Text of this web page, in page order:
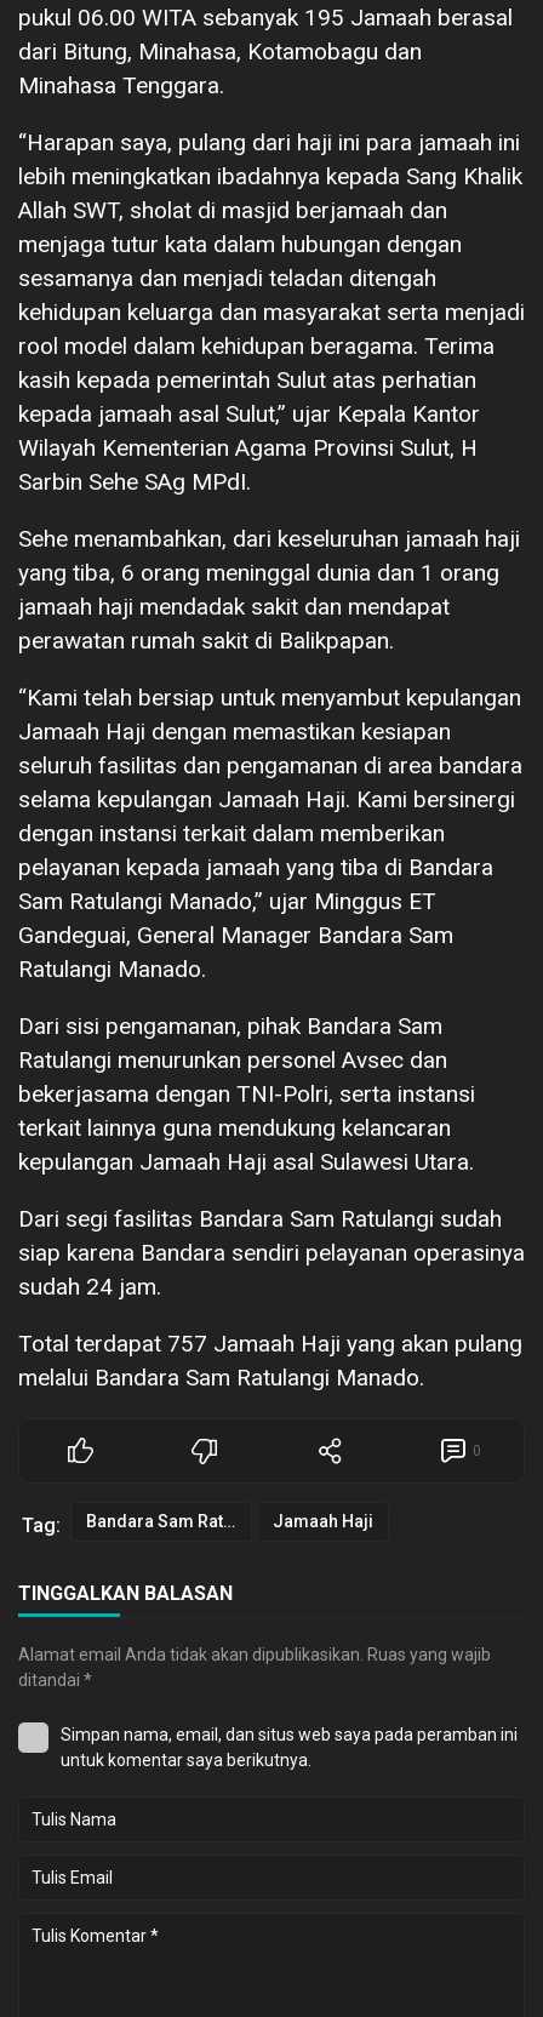
pukul 06.00 WITA sebanyak 195 Jamaah berasal
dari Bitung, Minahasa, Kotamobagu dan
Minahasa Tenggara.
“Harapan saya, pulang dari haji ini para jamaah ini
lebih meningkatkan ibadahnya kepada Sang Khalik
Allah SWT, sholat di masjid berjamaah dan
menjaga tutur kata dalam hubungan dengan
sesamanya dan menjadi teladan ditengah
kehidupan keluarga dan masyarakat serta menjadi
rool model dalam kehidupan beragama. Terima
kasih kepada pemerintah Sulut atas perhatian
kepada jamaah asal Sulut,” ujar Kepala Kantor
Wilayah Kementerian Agama Provinsi Sulut, H
Sarbin Sehe SAg MPdI.
Sehe menambahkan, dari keseluruhan jamaah haji
yang tiba, 6 orang meninggal dunia dan 1 orang
jamaah haji mendadak sakit dan mendapat
perawatan rumah sakit di Balikpapan.
“Kami telah bersiap untuk menyambut kepulangan
Jamaah Haji dengan memastikan kesiapan
seluruh fasilitas dan pengamanan di area bandara
selama kepulangan Jamaah Haji. Kami bersinergi
dengan instansi terkait dalam memberikan
pelayanan kepada jamaah yang tiba di Bandara
Sam Ratulangi Manado,” ujar Minggus ET
Gandeguai, General Manager Bandara Sam
Ratulangi Manado.
Dari sisi pengamanan, pihak Bandara Sam
Ratulangi menurunkan personel Avsec dan
bekerjasama dengan TNI-Polri, serta instansi
terkait lainnya guna mendukung kelancaran
kepulangan Jamaah Haji asal Sulawesi Utara.
Dari segi fasilitas Bandara Sam Ratulangi sudah
siap karena Bandara sendiri pelayanan operasinya
sudah 24 jam.
Total terdapat 757 Jamaah Haji yang akan pulang
melalui Bandara Sam Ratulangi Manado.
0
Tag: Bandara Sam Ratulangi Jamaah Haji
TINGGALKAN BALASAN
Alamat email Anda tidak akan dipublikasikan. Ruas yang wajib
ditandai *
Simpan nama, email, dan situs web saya pada peramban ini
untuk komentar saya berikutnya.